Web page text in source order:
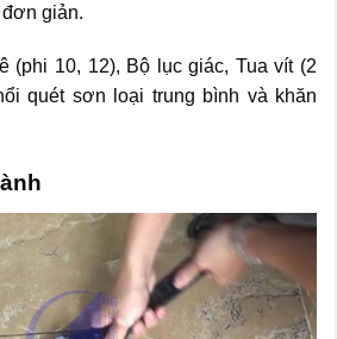
đơn giản.
(phi 10, 12), Bộ lục giác, Tua vít (2
quét sơn loại trung bình và khăn